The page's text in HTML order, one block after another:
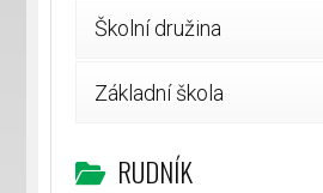
Školní družina
Základní škola
RUDNÍK